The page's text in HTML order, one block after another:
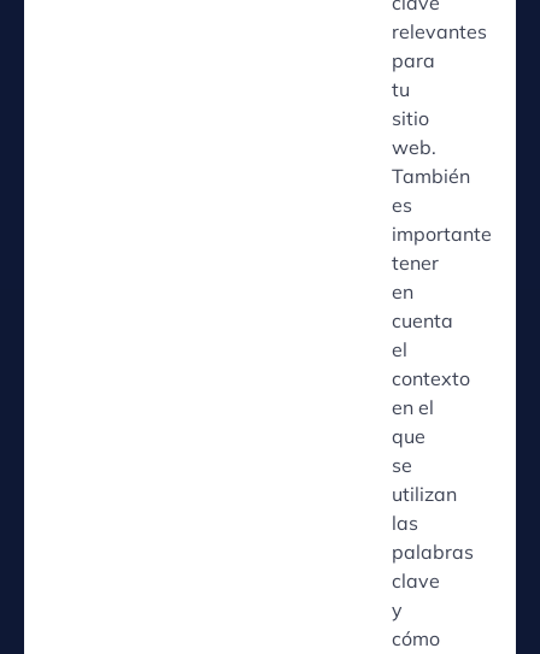
relevantes
para
tu
sitio
web.
También
es
importante
tener
en
cuenta
el
contexto
en el
que
se
utilizan
las
palabras
clave
y
cómo